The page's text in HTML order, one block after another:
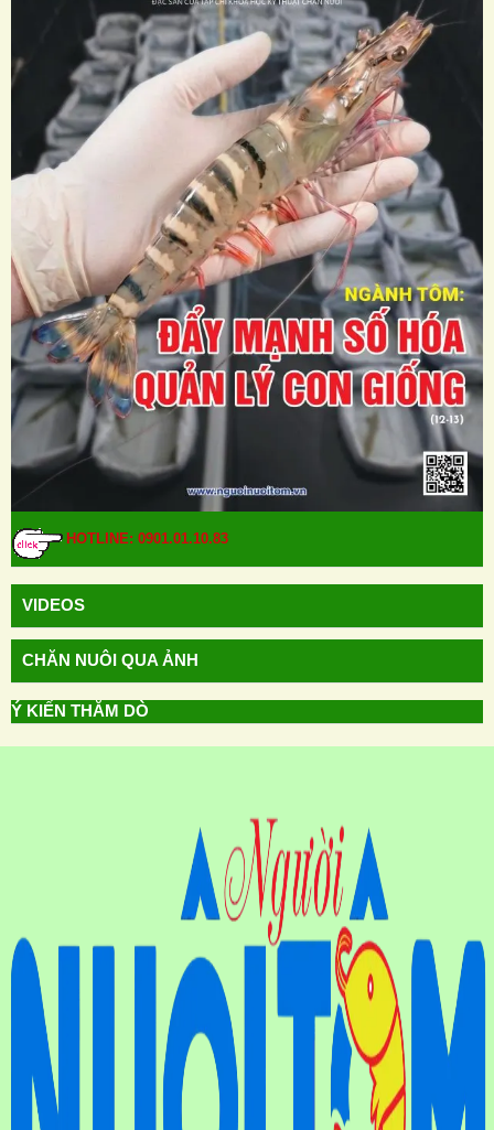
HOTLINE: 0901.01.10.83
VIDEOS
CHĂN NUÔI QUA ẢNH
Ý KIẾN THĂM DÒ